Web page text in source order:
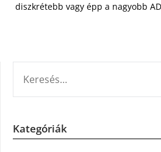
diszkrétebb vagy épp a nagyobb
Kategóriák